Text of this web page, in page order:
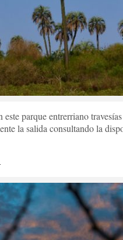
parque entrerriano
la salida consultando la